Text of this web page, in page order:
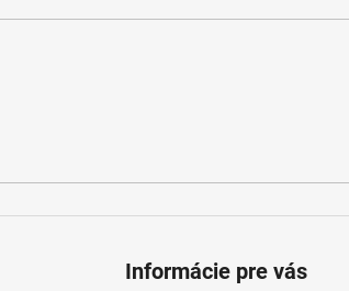
Informácie pre vás